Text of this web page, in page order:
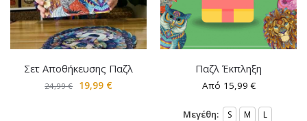
Σετ Αποθήκευσης Παζλ
24,99€ 19,99 €
Παζλ Έκπληξη
Από 15,99€
Μεγέθη: S M L